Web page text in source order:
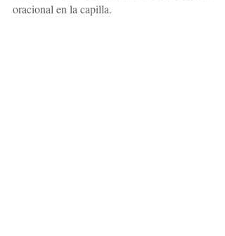
oracional en la capilla.